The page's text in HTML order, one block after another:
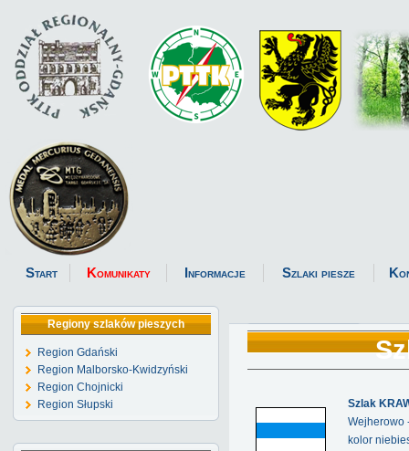
Start Komunikaty Informacje Szlaki piesze
Regiony szlaków pieszych
Region Gdański
Region Malborsko-Kwidzyński
Region Chojnicki
Region Słupski
Szlak
Wejherowo
kolor